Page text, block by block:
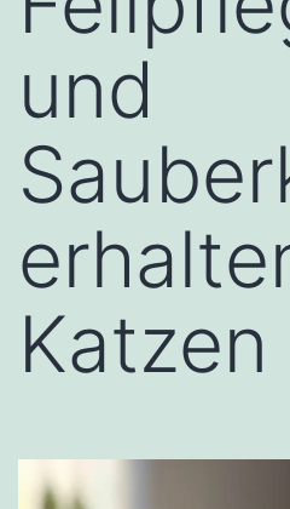
und
Katzen